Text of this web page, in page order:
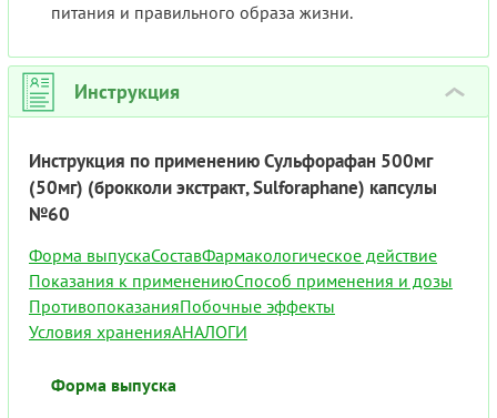
питания и правильного образа жизни.
Инструкция ›
Инструкция по применению Сульфорафан 500мг
(50мг) (брокколи экстракт, Sulforaphane) капсулы
№60
Форма выпускаСоставФармакологическое действие
Показания к применениюСпособ применения и дозы
ПротивопоказанияПобочные эффекты
Условия храненияАНАЛОГИ
Форма выпуска